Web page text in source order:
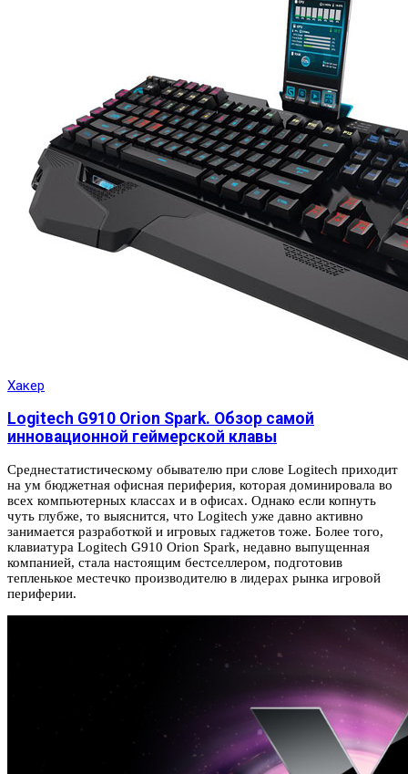
Хакер
Logitech G910 Orion Spark. Обзор самой
инновационной геймерской клавы
Среднестатистическому обывателю при слове Logitech приходит
на ум бюджетная офисная периферия, которая доминировала во
всех компьютерных классах и в офисах. Однако если копнуть
чуть глубже, то выяснится, что Logitech уже давно активно
занимается разработкой и игровых гаджетов тоже. Более того,
клавиатура Logitech G910 Orion Spark, недавно выпущенная
компанией, стала настоящим бестселлером, подготовив
тепленькое местечко производителю в лидерах рынка игровой
периферии.